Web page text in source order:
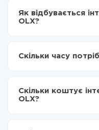
Як відбувається
OLX?
Вибираєте які
Тепер дані будуть
Monday.com в OLX
Скільки часу
становити від 5-ти
налаштування займає
Скільки коштує
OLX?